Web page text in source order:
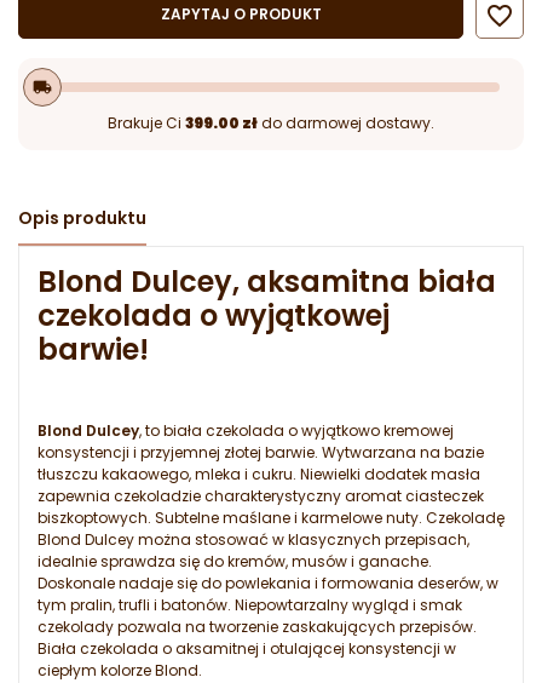
ZAPYTAJ O PRODUKT 
local_shipping
Brakuje Ci 399.00 złdo darmowej dostawy.
Opis produktu
Blond Dulcey, aksamitna biała
czekolada o wyjątkowej
barwie!
Blond Dulcey, to biała czekolada o wyjątkowo kremowej
konsystencji i przyjemnej złotej barwie. Wytwarzana na bazie
tłuszczu kakaowego, mleka i cukru. Niewielki dodatek masła
zapewnia czekoladzie charakterystyczny aromat ciasteczek
biszkoptowych. Subtelne maślane i karmelowe nuty. Czekoladę
Blond Dulcey można stosować w klasycznych przepisach,
idealnie sprawdza się do kremów, musów i ganache.
Doskonale nadaje się do powlekania i formowania deserów, w
tym pralin, trufli i batonów. Niepowtarzalny wygląd i smak
czekolady pozwala na tworzenie zaskakujących przepisów.
Biała czekolada o aksamitnej i otulającej konsystencji w
ciepłym kolorze Blond.